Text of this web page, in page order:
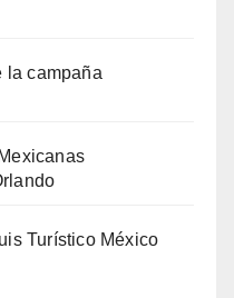
la campaña
Turístico México